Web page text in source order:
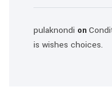
pulaknondi on
is wishes choices.